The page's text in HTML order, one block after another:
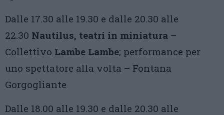
Dalle 17.30 alle 19.30 e dalle 20.30 alle
22.30 Nautilus, teatri in miniatura –
Collettivo Lambe Lambe; performance per
uno spettatore alla volta – Fontana
Gorgogliante
Dalle 18.00 alle 19.30 e dalle 20.30 alle